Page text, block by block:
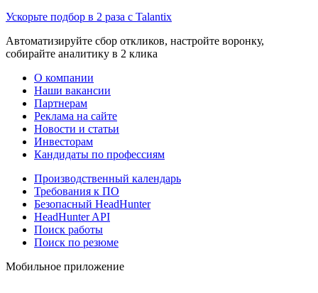
Ускорьте подбор в 2 раза с Talantix
Автоматизируйте сбор откликов, настройте воронку,
собирайте аналитику в 2 клика
О компании
Наши вакансии
Партнерам
Реклама на сайте
Новости и статьи
Инвесторам
Кандидаты по профессиям
Производственный календарь
Требования к ПО
Безопасный HeadHunter
HeadHunter API
Поиск работы
Поиск по резюме
Мобильное приложение